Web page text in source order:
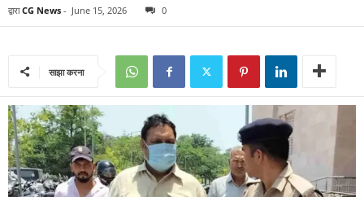
द्वारा CG News - June 15, 2026 0
साझा करना